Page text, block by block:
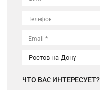
Телефон
Email *
ЧТО ВАС ИНТЕРЕСУЕТ?